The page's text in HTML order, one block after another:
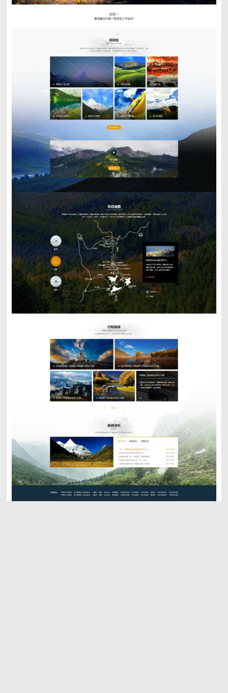
预约面谈可拨打135-4003-4978 / 028-85283257
取消咨询 立即咨询